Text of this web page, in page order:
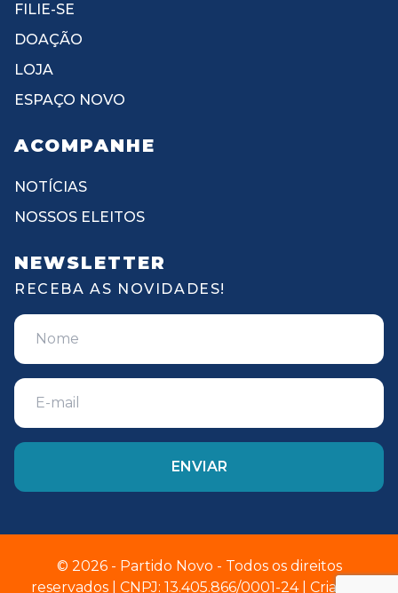
FILIE-SE
DOAÇÃO
LOJA
ESPAÇO NOVO
ACOMPANHE
NOTÍCIAS
NOSSOS ELEITOS
NEWSLETTER
RECEBA AS NOVIDADES!
© 2026 - Partido Novo - Todos os direitos
reservados | CNPJ: 13.405.866/0001-24 | Criado e